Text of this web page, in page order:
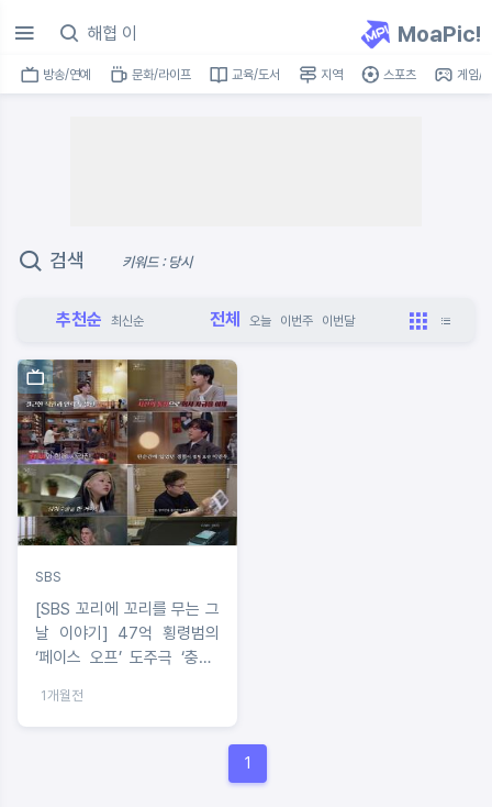
MoaPic!
방송/연예 문화/라이프 교육/도서 지역 스포츠 게임/
검색 키워드 : 당시
추천순 최신순 전체 오늘 이번주 이번달
SBS
[SBS 꼬리에 꼬리를 무는 그
날 이야기] 47억 횡령범의
‘페이스 오프’ 도주극 ‘충격’!
당시 참담했다” 피해자에 공
감!
1개월전
1